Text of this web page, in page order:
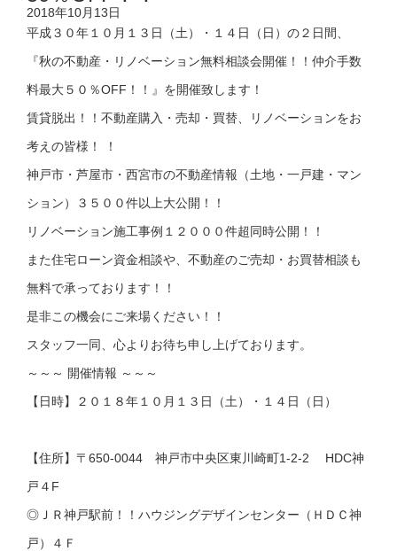
2018年10月13日
平成３０年１０月１３日（土）・１４日（日）の２日間、
『秋の不動産・リノベーション無料相談会開催！！仲介手数
料最大５０％OFF！！』を開催致します！
賃貸脱出！！不動産購入・売却・買替、リノベーションをお
考えの皆様！ ！
神戸市・芦屋市・西宮市の不動産情報（土地・一戸建・マン
ション）３５００件以上大公開！！
リノベーション施工事例１２０００件超同時公開！！
また住宅ローン資金相談や、不動産のご売却・お買替相談も
無料で承っております！！
是非この機会にご来場ください！！
スタッフ一同、心よりお待ち申し上げております。
～～～ 開催情報 ～～～
【日時】２０１８年１０月１３日（土）・１４日（日）
【住所】〒650-0044 神戸市中央区東川崎町1-2-2 HDC神
戸４F
◎ＪＲ神戸駅前！！ハウジングデザインセンター（ＨＤＣ神
戸）４Ｆ